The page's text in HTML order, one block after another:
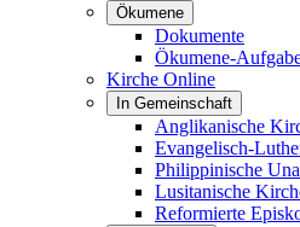
Ökumene
Dokumente
Ökumene-
Kirche Online
In Gemeinschaft
Anglikanische
Evangelisch-
Philippinische
Lusitanische
Reformierte